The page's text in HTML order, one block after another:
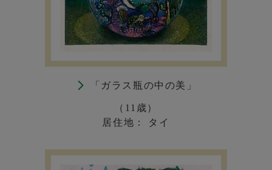
「ガラス瓶の中の美」
（11歳）
居住地： タイ